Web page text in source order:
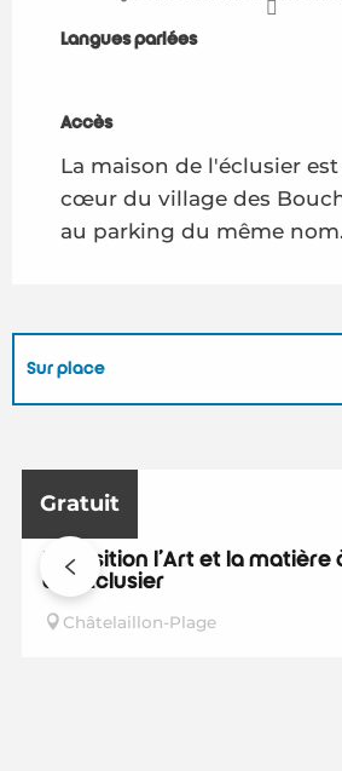
Langues parlées
Langues parlées
Accès
Accès
La maison de l'éclusier
cœur du village des
au parking du même nom.
Sur place
Gratuit
31 6
Exposition l'Art et la matière
de l'Eclusier
Châtelaillon-Plage